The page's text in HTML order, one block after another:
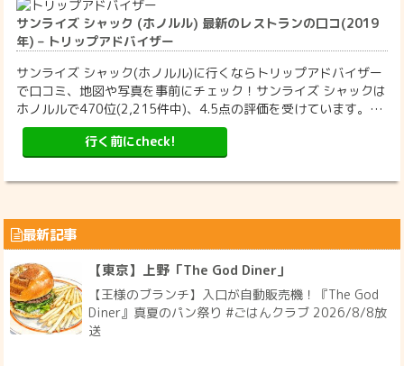
サンライズ シャック (ホノルル) 最新のレストランの口コ(2019
年) – トリップアドバイザー
サンライズ シャック(ホノルル)に行くならトリップアドバイザー
で口コミ、地図や写真を事前にチェック！サンライズ シャックは
ホノルルで470位(2,215件中)、4.5点の評価を受けています。…
行く前にcheck!
最新記事
【東京】上野「The God Diner」
【王様のブランチ】入口が自動販売機！『The God
Diner』真夏のパン祭り #ごはんクラブ 2026/8/8放
送